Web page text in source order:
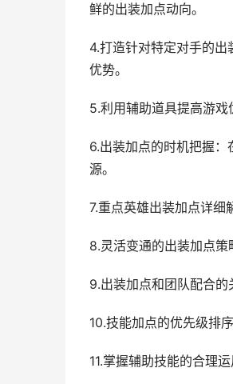
鲜的出装加点动向。
4.打造针对特定对手的
优势。
5.利用辅助道具提高游戏
6.出装加点的时机把握
源。
7.重点英雄出装加点详细
8.灵活变通的出装加点策
9.出装加点和团队配合的
10.技能加点的优先级排
11.掌握辅助技能的合理